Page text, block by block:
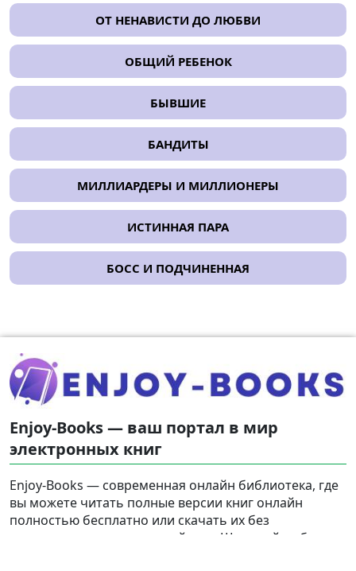
ОТ НЕНАВИСТИ ДО ЛЮБВИ
ОБЩИЙ РЕБЕНОК
БЫВШИЕ
БАНДИТЫ
МИЛЛИАРДЕРЫ И МИЛЛИОНЕРЫ
ИСТИННАЯ ПАРА
БОСС И ПОДЧИНЕННАЯ
Enjoy-Books — ваш портал в мир
электронных книг
Enjoy-Books — современная онлайн библиотека, где
вы можете читать полные версии книг онлайн
полностью бесплатно или скачать их без
регистрации на свое устройство. Широкий выбор